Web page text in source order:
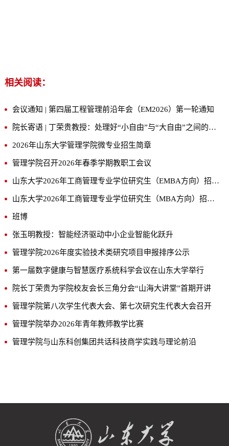
相关阅读：
会议通知 | 第四届工程管理前沿年会（EM2026）第一轮通知
院长寄语 | 丁荣贵教授：处理好“小自由”与“大自由”之间的关系
2026年山东大学管理学院微专业招生简章
管理学院召开2026年春季学期教职工会议
山东大学2026年工商管理专业学位研究生（EMBA方向）招生简章
山东大学2026年工商管理专业学位研究生（MBA方向）招生简章
班博
张玉明教授：智能经济驱动中小企业智能化跃升
管理学院2026年度实验技术类研究项目申报排序公示
第一届数字健康与智慧医疗系统科学会议在山东大学举行
院长丁荣贵为学院校友会长三角分会“山海大讲堂”首期开讲
管理学院第八次学生代表大会、第七次研究生代表大会召开
管理学院举办2026年青年教师教学比赛
管理学院与山东科创集团共话科技商学实践与理论前沿